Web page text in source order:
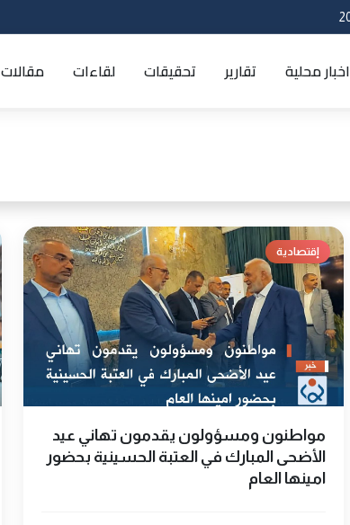
اخبار محلية تقارير تحقيقات لقاءات مقالات
إقتصادية
مواطنون ومسؤولون يقدمون تهاني عيد
الأضحى المبارك في العتبة الحسينية بحضور
امينها العام